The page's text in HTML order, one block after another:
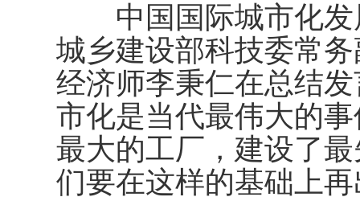
中国国际城市化发
城乡建设部科技委常
经济师李秉仁在总结
市化是当代最伟大的
最大的工厂，建设了
们要在这样的基础上